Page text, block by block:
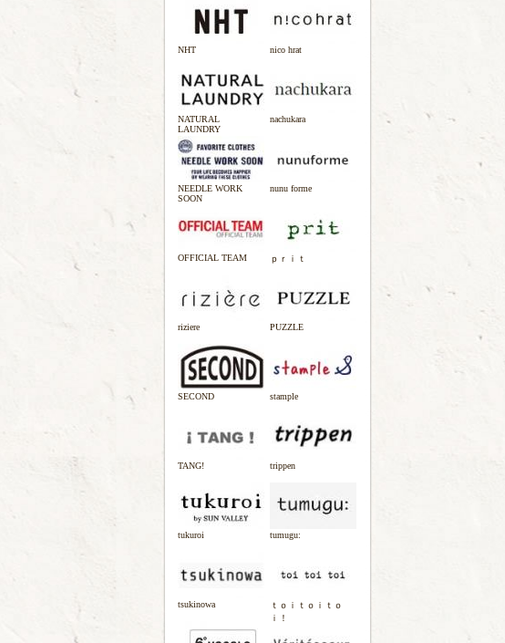
NHT nico hrat
NATURAL
LAUNDRY
nachukara
NEEDLE WORK
SOON
nunu forme
OFFICIAL TEAM ｐｒｉｔ
riziere PUZZLE
SECOND stample
TANG! trippen
tukuroi tumugu:
tsukinowa
ｔｏｉｔｏｉｔｏ
ｉ！